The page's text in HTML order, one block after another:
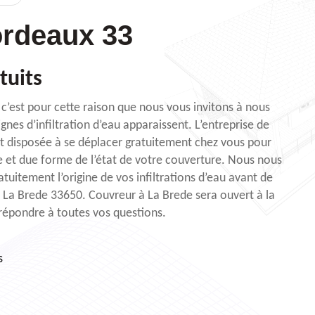
33
pour cette raison que nous vous invitons à nous
d’infiltration d’eau apparaissent. L’entreprise de
à se déplacer gratuitement chez vous pour
due forme de l’état de votre couverture. Nous nous
l’origine de vos infiltrations d’eau avant de
Brede 33650. Couvreur à La Brede sera ouvert à la
à toutes vos questions.